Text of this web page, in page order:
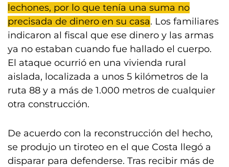
lechones, por lo que tenía una suma no
precisada de dinero en su casa. Los familiares
indicaron al fiscal que ese dinero y las armas
ya no estaban cuando fue hallado el cuerpo.
El ataque ocurrió en una vivienda rural
aislada, localizada a unos 5 kilómetros de la
ruta 88 y a más de 1.000 metros de cualquier
otra construcción.
De acuerdo con la reconstrucción del hecho,
se produjo un tiroteo en el que Costa llegó a
disparar para defenderse. Tras recibir más de